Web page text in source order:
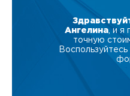
Ангелина , и я
точную